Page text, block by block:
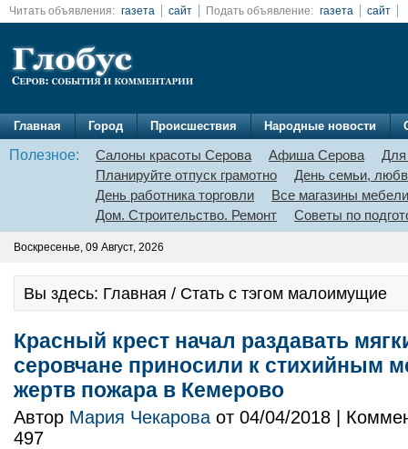
Читать объявления: газета сайт Подать объявление: газета сайт
Главная Город Происшествия Народные новости
Полезное: Салоны красоты Серова Афиша Серова
Для
Планируйте отпуск грамотно
День семьи,
День работника торговли
Все магазины мебели
Дом. Строительство. Ремонт
Советы по
Воскресенье, 09 Август, 2026
Вы здесь: Главная / Стать с тэгом малоимущие
Красный крест начал раздавать
серовчане приносили к стихийным
жертв пожара в Кемерово
Автор Мария Чекарова от 04/04/2018 |
497